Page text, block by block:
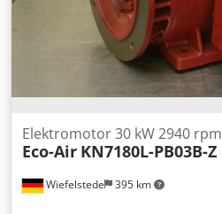
Wiefelstede 395 km
Elektromotor 30 kW 2940 rpm
Eco-Air KN7180L-PB03B-Z